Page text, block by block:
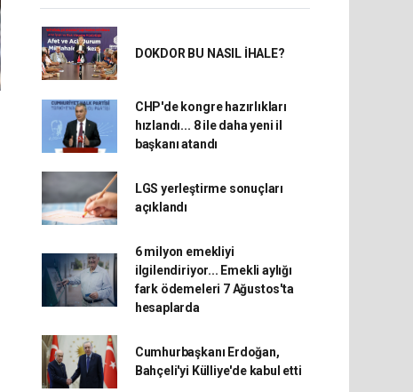
DOKDOR BU NASIL İHALE?
CHP'de kongre hazırlıkları
hızlandı... 8 ile daha yeni il
başkanı atandı
LGS yerleştirme sonuçları
açıklandı
6 milyon emekliyi
ilgilendiriyor... Emekli aylığı
fark ödemeleri 7 Ağustos'ta
hesaplarda
Cumhurbaşkanı Erdoğan,
Bahçeli'yi Külliye'de kabul etti